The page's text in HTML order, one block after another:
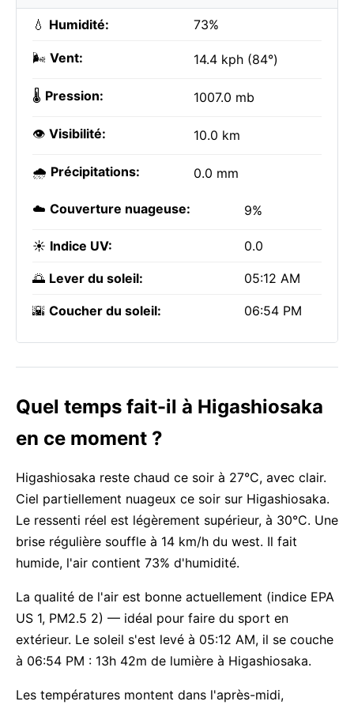
💧 Humidité: 73%
🌬️ Vent: 14.4 kph (84°)
🌡️ Pression: 1007.0 mb
👁️ Visibilité: 10.0 km
🌧️ Précipitations: 0.0 mm
☁️ Couverture nuageuse: 9%
☀️ Indice UV: 0.0
🌅 Lever du soleil: 05:12 AM
🌇 Coucher du soleil: 06:54 PM
Quel temps fait-il à Higashiosaka
en ce moment ?
Higashiosaka reste chaud ce soir à 27°C, avec clair.
Ciel partiellement nuageux ce soir sur Higashiosaka.
Le ressenti réel est légèrement supérieur, à 30°C. Une
brise régulière souffle à 14 km/h du west. Il fait
humide, l'air contient 73% d'humidité.
La qualité de l'air est bonne actuellement (indice EPA
US 1, PM2.5 2) — idéal pour faire du sport en
extérieur. Le soleil s'est levé à 05:12 AM, il se couche
à 06:54 PM : 13h 42m de lumière à Higashiosaka.
Les températures montent dans l'après-midi,